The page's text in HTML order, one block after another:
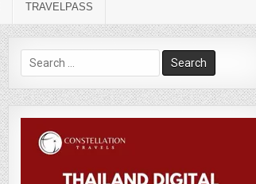
TRAVELPASS
Search
for: